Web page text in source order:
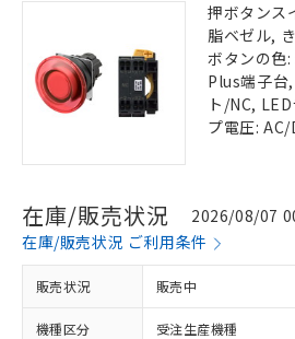
押ボタンス
脂ベゼル,
ボタンの色
Plus端子台
ト/NC,
プ電圧: AC/
在庫/販売状況
2026/08/07
在庫/販売状況 ご利用条件
販売状況 販売中
機種区分 受注生産機種